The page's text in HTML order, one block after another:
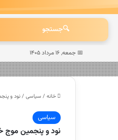
🔍جستجو
📅 جمعه, ۱۶ مرداد ۱۴۰۵
خانه / سیاسی /نود و
سیاسی
نود و پنجمین